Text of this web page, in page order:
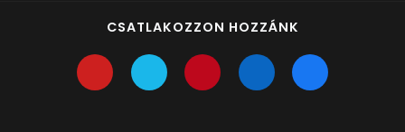
CSATLAKOZZON HOZZÁNK